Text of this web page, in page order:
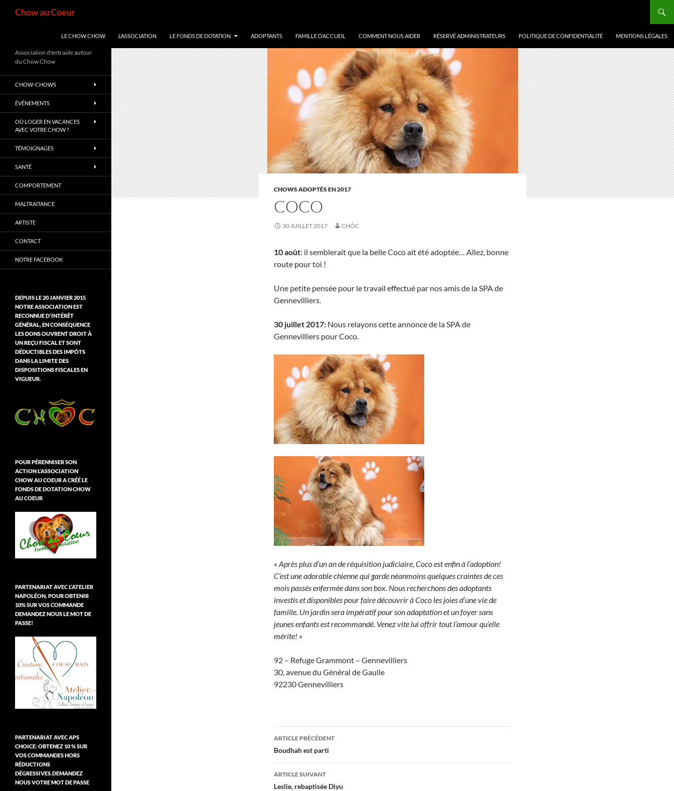
Chow au Coeur
LE CHOW CHOW L’ASSOCIATION LE FONDS DE DOTATION ADOPTANTS FAMILLE D’ACCUEIL COMMENT NOUS AIDER RÉSERVÉ ADMINISTRATEURS POLITIQUE DE CONFIDENTIALITÉ MENTIONS LÉGALES
CHOWS ADOPTÉS EN 2017
COCO
30 JUILLET 2017 CHÔC
10 août: il semblerait que la belle Coco ait été adoptée… Allez, bonne
route pour toi !
Une petite pensée pour le travail effectué par nos amis de la SPA de
Gennevilliers.
30 juillet 2017: Nous relayons cette annonce de la SPA de
Gennevilliers pour Coco.
« Après plus d’un an de réquisition judiciaire, Coco est enfin à l’adoption!
C’est une adorable chienne qui garde néanmoins quelques craintes de ces
mois passés enfermée dans son box. Nous recherchons des adoptants
investis et disponibles pour faire découvrir à Coco les joies d’une vie de
famille. Un jardin sera impératif pour son adaptation et un foyer sans
jeunes enfants est recommandé. Venez vite lui offrir tout l’amour qu’elle
mérite! »
92 – Refuge Grammont – Gennevilliers
30, avenue du Général de Gaulle
92230 Gennevilliers
Navigation
des
articles
ARTICLE PRÉCÉDENT
Boudhah est parti
ARTICLE SUIVANT
Leslie, rebaptisée Diyu
Association d'entraide autour
du Chow Chow
CHOW-CHOWS
ÉVÉNEMENTS
OÙ LOGER EN VACANCES
AVEC VOTRE CHOW ?
TÉMOIGNAGES
SANTÉ
COMPORTEMENT
MALTRAITANCE
ARTISTE
CONTACT
NOTRE FACEBOOK
DEPUIS LE 20 JANVIER 2015
NOTRE ASSOCIATION EST
RECONNUE D’INTÉRÊT
GÉNÉRAL, EN CONSÉQUENCE
LES DONS OUVRENT DROIT À
UN REÇU FISCAL ET SONT
DÉDUCTIBLES DES IMPÔTS
DANS LA LIMITE DES
DISPOSITIONS FISCALES EN
VIGUEUR.
POUR PÉRENNISER SON
ACTION L’ASSOCIATION
CHOW AU COEUR A CRÉÉ LE
FONDS DE DOTATION CHOW
AU COEUR
PARTENARIAT AVEC L’ATELIER
NAPOLÉON, POUR OBTENIR
10% SUR VOS COMMANDE
DEMANDEZ NOUS LE MOT DE
PASSE!
PARTENARIAT AVEC APS
CHOICE: OBTENEZ 10 % SUR
VOS COMMANDES HORS
RÉDUCTIONS
DÉGRESSIVES.DEMANDEZ
NOUS VOTRE MOT DE PASSE